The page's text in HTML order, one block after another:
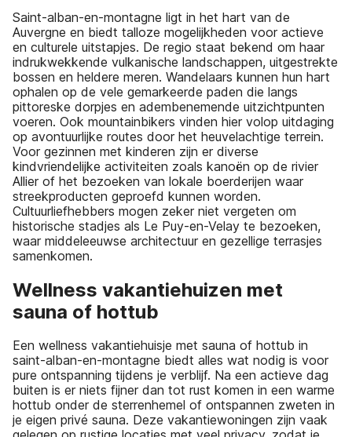
Saint-alban-en-montagne ligt in het hart van de
Auvergne en biedt talloze mogelijkheden voor actieve
en culturele uitstapjes. De regio staat bekend om haar
indrukwekkende vulkanische landschappen, uitgestrekte
bossen en heldere meren. Wandelaars kunnen hun hart
ophalen op de vele gemarkeerde paden die langs
pittoreske dorpjes en adembenemende uitzichtpunten
voeren. Ook mountainbikers vinden hier volop uitdaging
op avontuurlijke routes door het heuvelachtige terrein.
Voor gezinnen met kinderen zijn er diverse
kindvriendelijke activiteiten zoals kanoën op de rivier
Allier of het bezoeken van lokale boerderijen waar
streekproducten geproefd kunnen worden.
Cultuurliefhebbers mogen zeker niet vergeten om
historische stadjes als Le Puy-en-Velay te bezoeken,
waar middeleeuwse architectuur en gezellige terrasjes
samenkomen.
Wellness vakantiehuizen met
sauna of hottub
Een wellness vakantiehuisje met sauna of hottub in
saint-alban-en-montagne biedt alles wat nodig is voor
pure ontspanning tijdens je verblijf. Na een actieve dag
buiten is er niets fijner dan tot rust komen in een warme
hottub onder de sterrenhemel of ontspannen zweten in
je eigen privé sauna. Deze vakantiewoningen zijn vaak